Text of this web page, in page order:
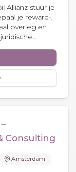
Allianz stuur je
je reward-,
overleg en
Consulting
Amsterdam